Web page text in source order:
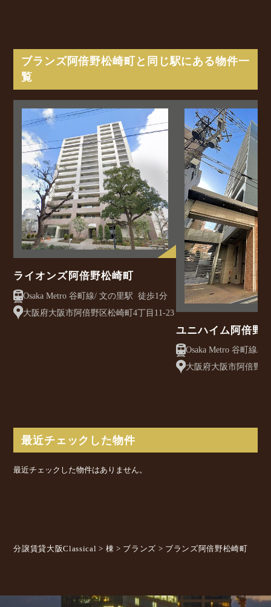
ブランズ阿倍野松崎町と同じ駅にある物件一
覧
ライオンズ阿倍野松崎町
Osaka Metro 谷町線/ 文の里駅 徒歩1分
大阪府大阪市阿倍野区松崎町4丁目11-23
ユニハイム阿倍野
大阪府大阪市阿倍野
最近チェックした物件
最近チェックした物件はありません。
分譲賃貸大阪Classical > 棟 > ブランズ > ブランズ阿倍野松崎町